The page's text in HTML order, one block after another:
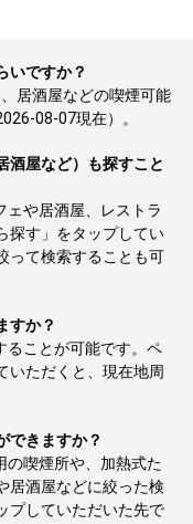
いですか？
居酒屋などの喫煙可能
08-07現在）。
酒屋など）も探すこと
ェや居酒屋、レストラ
探す」をタップしてい
って検索することも可
すか？
ることが可能です。ペ
いただくと、現在地周
できますか？
の喫煙所や、加熱式た
居酒屋などに絞った検
プしていただいた先で